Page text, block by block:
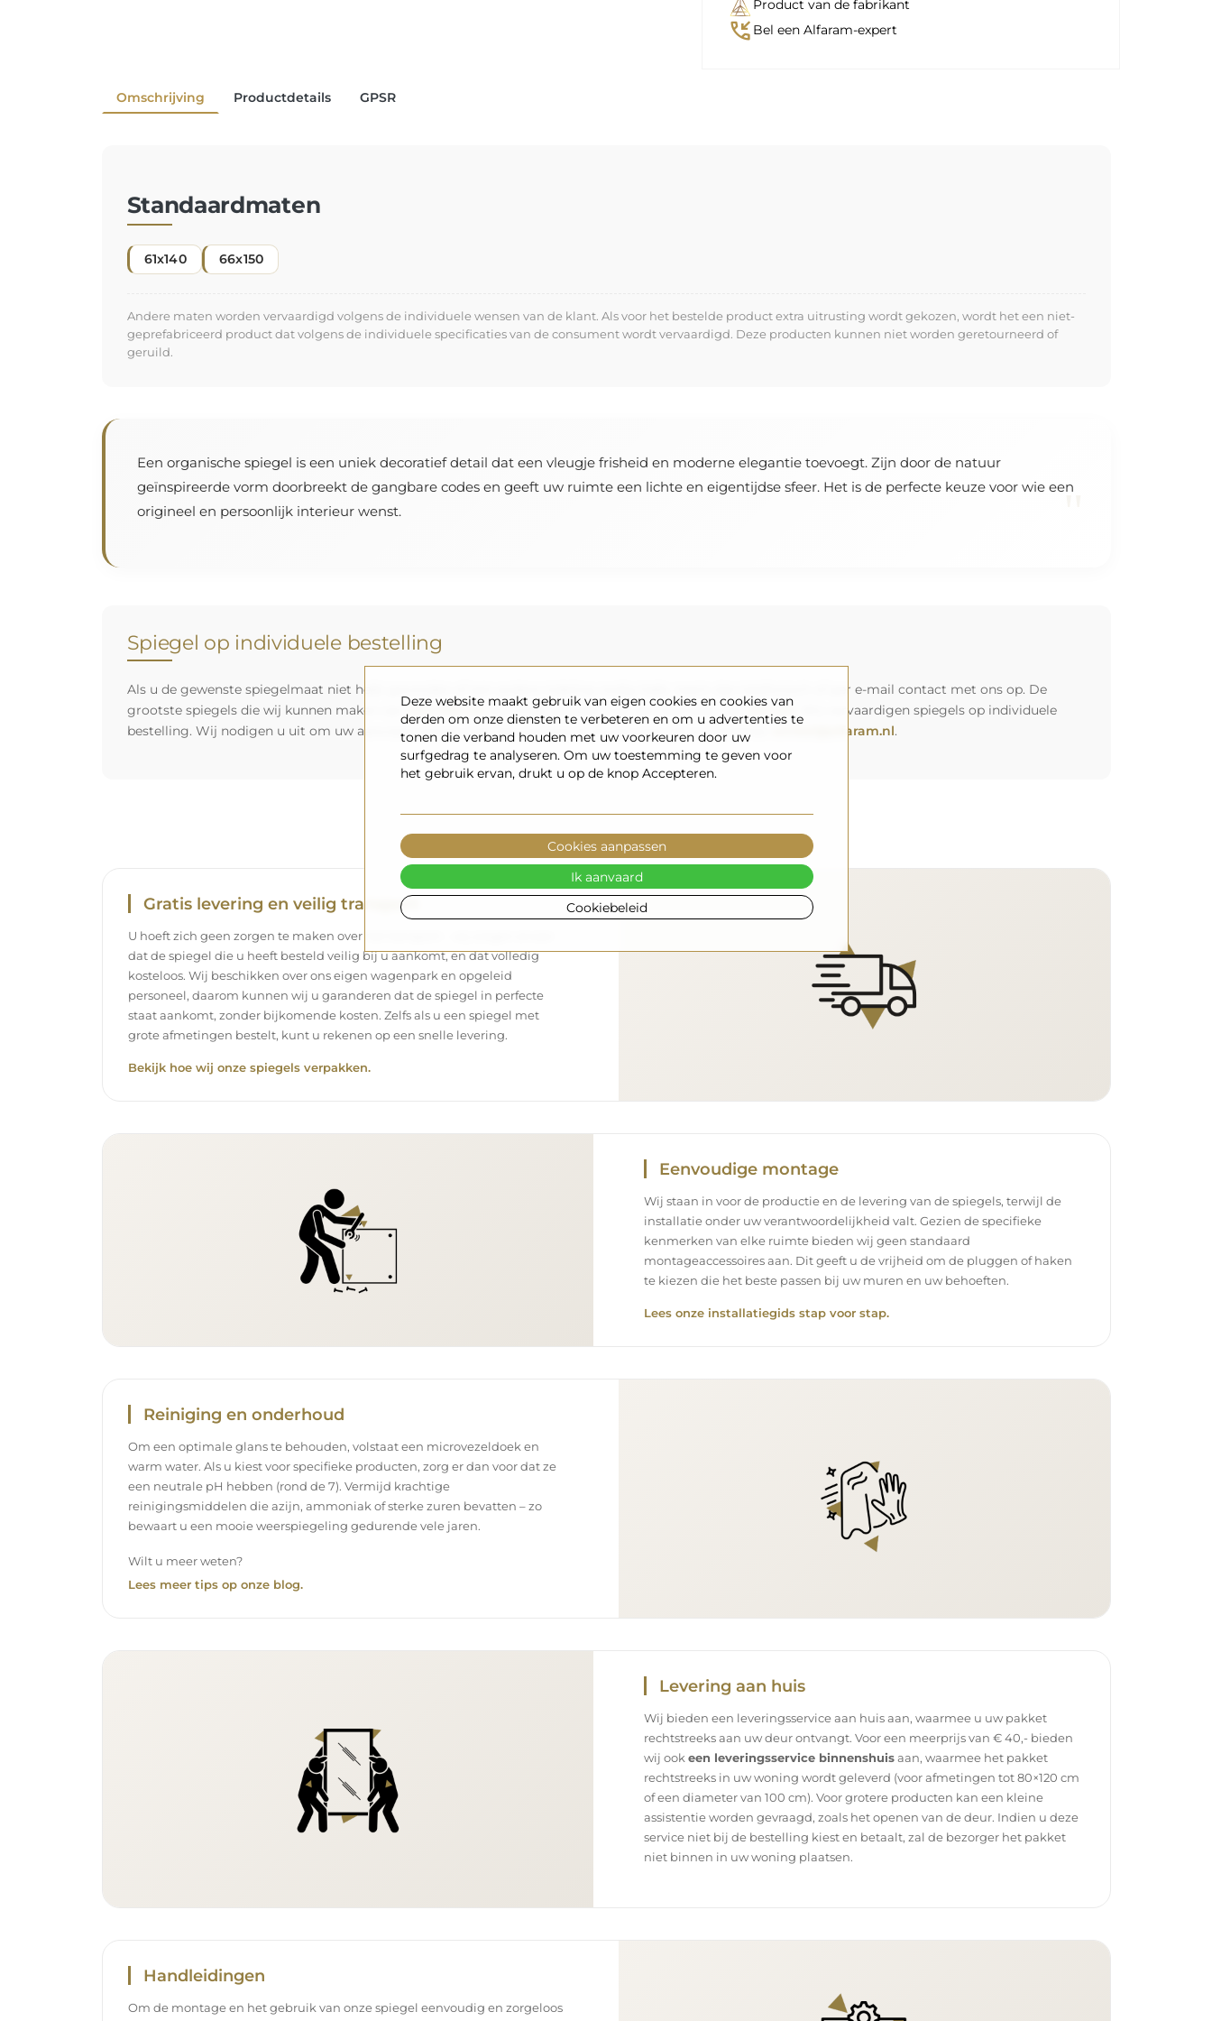
Product van de fabrikant
phone_callback Bel een Alfaram-expert
Omschrijving Productdetails GPSR
Standaardmaten
61x140 66x150
Andere maten worden vervaardigd volgens de individuele wensen van de klant. Als voor het bestelde product extra uitrusting wordt gekozen, wordt het een niet-
geprefabriceerd product dat volgens de individuele specificaties van de consument wordt vervaardigd. Deze producten kunnen niet worden geretourneerd of
geruild.
Een organische spiegel is een uniek decoratief detail dat een vleugje frisheid en moderne elegantie toevoegt. Zijn door de natuur
geïnspireerde vorm doorbreekt de gangbare codes en geeft uw ruimte een lichte en eigentijdse sfeer. Het is de perfecte keuze voor wie een
origineel en persoonlijk interieur wenst.
Spiegel op individuele bestelling
Als u de gewenste spiegelmaat niet hebt gevonden of een andere indeling nodig hebt, neem dan telefonisch of per e-mail contact met ons op. De
grootste spiegels die wij kunnen maken zijn200×300 cm en ronde spiegels met een diameter van200 cm . Wij vervaardigen spiegels op individuele
bestelling. Wij nodigen u uit om uw aanvraag samen met het ontwerp te sturen naar het e-mailadres:
winkel@alfaram.nl.
Gratis levering en veilig transport
U hoeft zich geen zorgen te maken over het transport – wij zorgen ervoor
dat de spiegel die u heeft besteld veilig bij u aankomt, en dat volledig
kosteloos. Wij beschikken over ons eigen wagenpark en opgeleid
personeel, daarom kunnen wij u garanderen dat de spiegel in perfecte
staat aankomt, zonder bijkomende kosten. Zelfs als u een spiegel met
grote afmetingen bestelt, kunt u rekenen op een snelle levering.
Bekijk hoe wij onze spiegels verpakken.
Eenvoudige montage
Wij staan in voor de productie en de levering van de spiegels, terwijl de
installatie onder uw verantwoordelijkheid valt. Gezien de specifieke
kenmerken van elke ruimte bieden wij geen standaard
montageaccessoires aan. Dit geeft u de vrijheid om de pluggen of haken
te kiezen die het beste passen bij uw muren en uw behoeften.
Lees onze installatiegids stap voor stap.
Reiniging en onderhoud
Om een optimale glans te behouden, volstaat een microvezeldoek en
warm water. Als u kiest voor specifieke producten, zorg er dan voor dat ze
een neutrale pH hebben (rond de 7). Vermijd krachtige
reinigingsmiddelen die azijn, ammoniak of sterke zuren bevatten – zo
bewaart u een mooie weerspiegeling gedurende vele jaren.
Wilt u meer weten?
Lees meer tips op onze blog.
Levering aan huis
Wij bieden een leveringsservice aan huis aan, waarmee u uw pakket
rechtstreeks aan uw deur ontvangt. Voor een meerprijs van € 40,- bieden
wij ook een leveringsservice binnenshuisaan, waarmee het pakket
rechtstreeks in uw woning wordt geleverd (voor afmetingen tot 80×120 cm
of een diameter van 100 cm). Voor grotere producten kan een kleine
assistentie worden gevraagd, zoals het openen van de deur. Indien u deze
service niet bij de bestelling kiest en betaalt, zal de bezorger het pakket
niet binnen in uw woning plaatsen.
Handleidingen
Om de montage en het gebruik van onze spiegel eenvoudig en zorgeloos
Deze website maakt gebruik van eigen cookies en cookies van
derden om onze diensten te verbeteren en om u advertenties te
tonen die verband houden met uw voorkeuren door uw
surfgedrag te analyseren. Om uw toestemming te geven voor
het gebruik ervan, drukt u op de knop Accepteren.
Cookiebeleid
Cookies aanpassen
Ik aanvaard